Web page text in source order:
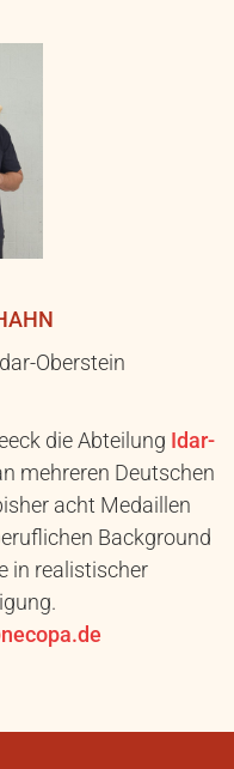
Oberstein
die Abteilung Idar-
mehreren Deutschen
acht Medaillen
Background
in realistischer